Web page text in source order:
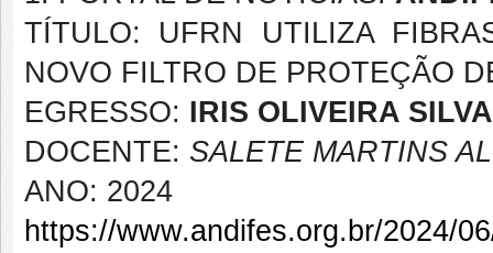
TÍTULO: UFRN UTILIZA
NOVO FILTRO DE PROTEÇÃO
EGRESSO: IRIS OLIVEIRA SILVA
DOCENTE: SALETE MARTINS
ANO: 2024
https://www.andifes.org.br/2024/